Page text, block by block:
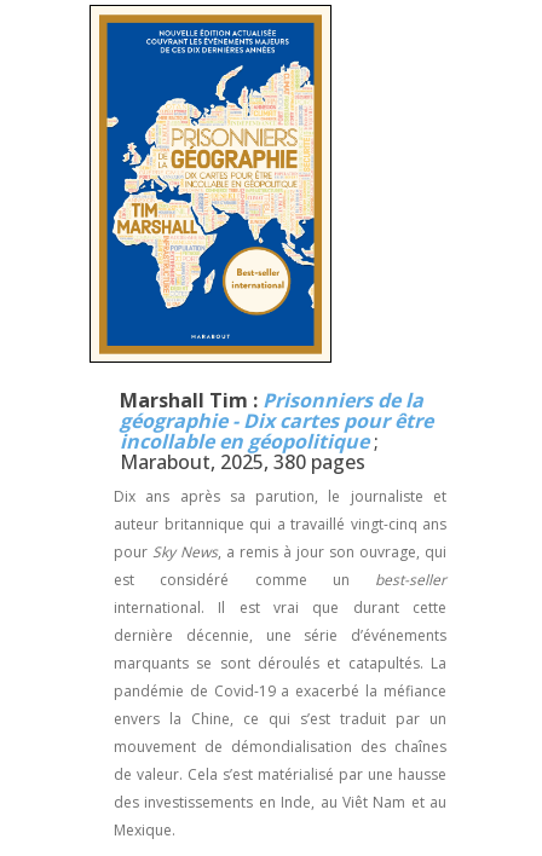
Marshall Tim : Prisonniers de la
géographie - Dix cartes pour être
incollable en géopolitique ;
Marabout, 2025, 380 pages
Dix ans après sa parution, le journaliste et
auteur britannique qui a travaillé vingt-cinq ans
pour Sky News, a remis à jour son ouvrage, qui
est considéré comme un best-seller
international. Il est vrai que durant cette
dernière décennie, une série d’événements
marquants se sont déroulés et catapultés. La
pandémie de Covid-19 a exacerbé la méfiance
envers la Chine, ce qui s’est traduit par un
mouvement de démondialisation des chaînes
de valeur. Cela s’est matérialisé par une hausse
des investissements en Inde, au Viêt Nam et au
Mexique.